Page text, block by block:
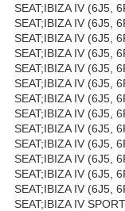
SEAT;IBIZA IV (6J5,
SEAT;IBIZA IV (6J5,
SEAT;IBIZA IV (6J5,
SEAT;IBIZA IV (6J5,
SEAT;IBIZA IV (6J5,
SEAT;IBIZA IV (6J5,
SEAT;IBIZA IV (6J5,
SEAT;IBIZA IV (6J5,
SEAT;IBIZA IV (6J5,
SEAT;IBIZA IV (6J5,
SEAT;IBIZA IV (6J5,
SEAT;IBIZA IV (6J5,
SEAT;IBIZA IV (6J5,
SEAT;IBIZA IV